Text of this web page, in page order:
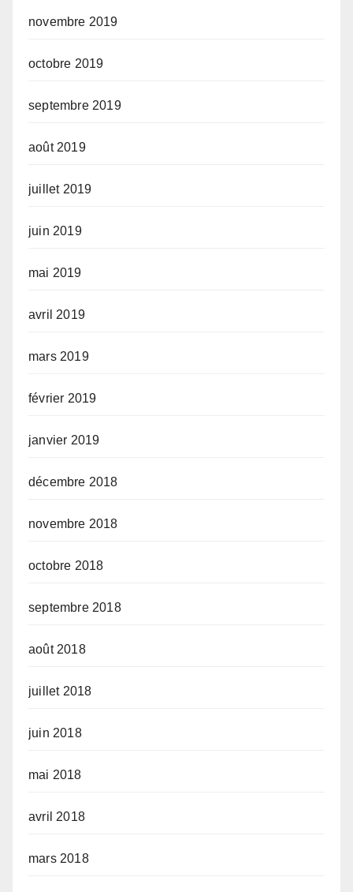
novembre 2019
octobre 2019
septembre 2019
août 2019
juillet 2019
juin 2019
mai 2019
avril 2019
mars 2019
février 2019
janvier 2019
décembre 2018
novembre 2018
octobre 2018
septembre 2018
août 2018
juillet 2018
juin 2018
mai 2018
avril 2018
mars 2018